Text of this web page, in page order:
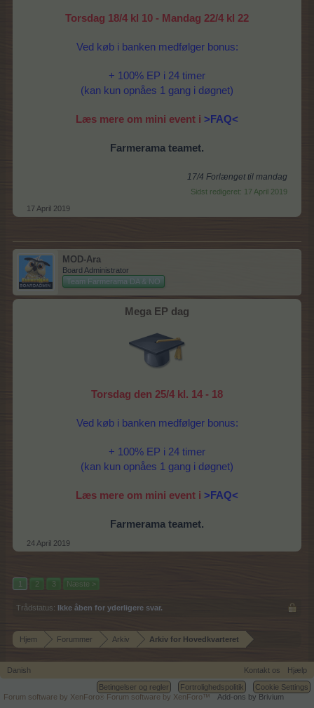
Torsdag 18/4 kl 10 - Mandag 22/4 kl 22
Ved køb i banken medfølger bonus:
+ 100% EP i 24 timer
(kan kun opnåes 1 gang i døgnet)
Læs mere om mini event i >FAQ<
Farmerama teamet.
17/4 Forlænget til mandag
Sidst redigeret: 17 April 2019
17 April 2019
MOD-Ara
Board Administrator
Team Farmerama DA & NO
Mega EP dag
Torsdag den 25/4 kl. 14 - 18
Ved køb i banken medfølger bonus:
+ 100% EP i 24 timer
(kan kun opnåes 1 gang i døgnet)
Læs mere om mini event i >FAQ<
Farmerama teamet.
24 April 2019
1 2 3 Næste >
Trådstatus: Ikke åben for yderligere svar.
Hjem Forummer Arkiv Arkiv for Hovedkvarteret
Danish Kontakt os
Hjælp
Betingelser og regler
Fortrolighedspolitik
Cookie Settings
Forum software by XenForo ® Forum software by XenForo™ Add-ons by Brivium